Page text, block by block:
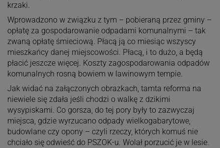
krzaki.
Wprowadzono w związku z tym – pobieraną przez gminy –
opłatę za gospodarowanie odpadami komunalnymi – tak
zwaną opłatę śmieciową. Płacą ją co miesiąc wszyscy
mieszkańcy danej miejscowości. Płacą, i to dużo, a będą
płacić jeszcze więcej. Koszty zagospodarowania odpadów
komunalnych rosną bowiem w lawinowym tempie.
Jak widać na załączonych obrazkach, tamta reforma na
niewiele się zdała jeśli chodzi o walkę z dzikimi
wysypiskami. Co gorsza, do tej pory były to zazwyczaj
miejsca, gdzie wyrzucano odpady wielkogabarytowe,
budowlane czy opony – czyli rzeczy, których komuś nie
chciało się odwieść do PSZOK-u. Wolał porzucić je w lesie.